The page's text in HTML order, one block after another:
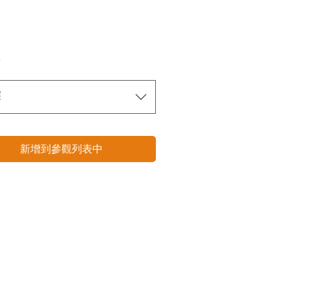
新增到參觀列表中